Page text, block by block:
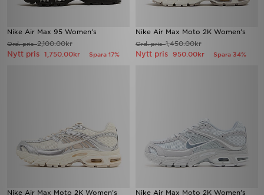
Nike Air Max 95 Women's
Ord. pris2,100.00kr
Nytt pris 1,750.00kr Spara 17%
Nike Air Max Moto 2K Women's
Ord. pris1,450.00kr
Nytt pris 950.00kr Spara 34%
Nike Air Max Moto 2K Women's Nike Air Max Moto 2K Women's